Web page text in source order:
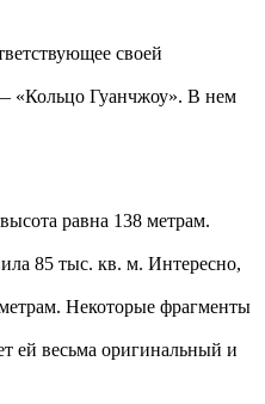
своей
«Кольцо Гуанчжоу». В нем
равна 138 метрам.
85 тыс. кв. м. Интересно,
Некоторые фрагменты
ей весьма оригинальный и